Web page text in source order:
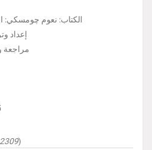
الكتاب: نعوم چومسكي:
إعداد
مراجعة
2309)